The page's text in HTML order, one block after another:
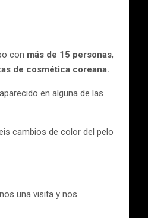
con más de 15 personas,
de cosmética coreana.
en alguna de las
cambios de color del pelo
una visita y nos